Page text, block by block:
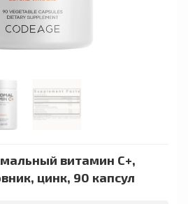
витамин C+,
цинк, 90 капсул